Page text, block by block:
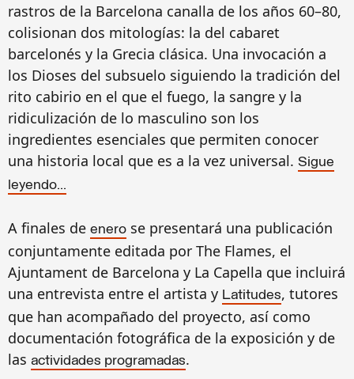
rastros de la Barcelona canalla de los años 60–80,
colisionan dos mitologías: la del cabaret
barcelonés y la Grecia clásica. Una invocación a
los Dioses del subsuelo siguiendo la tradición del
rito cabirio en el que el fuego, la sangre y la
ridiculización de lo masculino son los
ingredientes esenciales que permiten conocer
una historia local que es a la vez universal. Sigue
leyendo...
A finales de enero se presentará una publicación
conjuntamente editada por The Flames, el
Ajuntament de Barcelona y La Capella que incluirá
una entrevista entre el artista y Latitudes, tutores
que han acompañado del proyecto, así como
documentación fotográfica de la exposición y de
las actividades programadas.